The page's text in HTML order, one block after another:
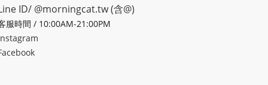
ID/ @morningcat.tw (含@)
服時間 / 10:00AM-21:00PM